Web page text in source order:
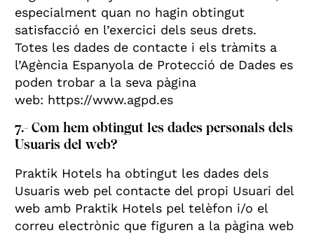
especialment quan no hagin obtingut
satisfacció en l’exercici dels seus drets.
Totes les dades de contacte i els tràmits a
l’Agència Espanyola de Protecció de Dades es
poden trobar a la seva pàgina
web: https://www.agpd.es
7.- Com hem obtingut les dades personals dels
Usuaris del web?
Praktik Hotels ha obtingut les dades dels
Usuaris web pel contacte del propi Usuari del
web amb Praktik Hotels pel telèfon i/o el
correu electrònic que figuren a la pàgina web